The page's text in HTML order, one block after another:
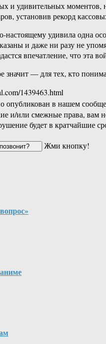
и удивительных моментов,
установив рекорд
удивила одна
и даже ни разу не
впечатление, что
значит — для тех, кто
1439463.html
опубликован в нашем
и/или смежные права, вам
будет в кратчайшие
Жми кнопку!